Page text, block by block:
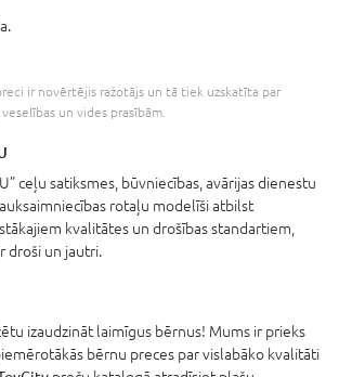
ir novērtējis ražotājs un tā tiek uzskatīta par
un vides prasībām.
ceļu satiksmes, būvniecības, avārijas dienestu
rotaļu modelīši atbilst
kvalitātes un drošības standartiem,
droši un jautri.
izaudzināt laimīgus bērnus! Mums ir prieks
bērnu preces par vislabāko kvalitāti